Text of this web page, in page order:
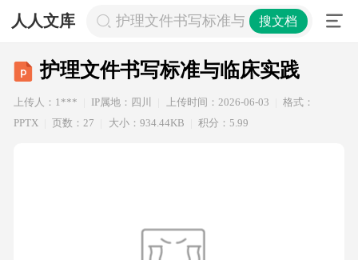
人人文库 护理文件书写标准与临床实践
搜文档
护理文件书写标准与临床实践
上传人：1*** IP属地：四川 上传时间：2026-06-03
格式：
PPTX
页数：27 大小：934.44KB 积分：5.99